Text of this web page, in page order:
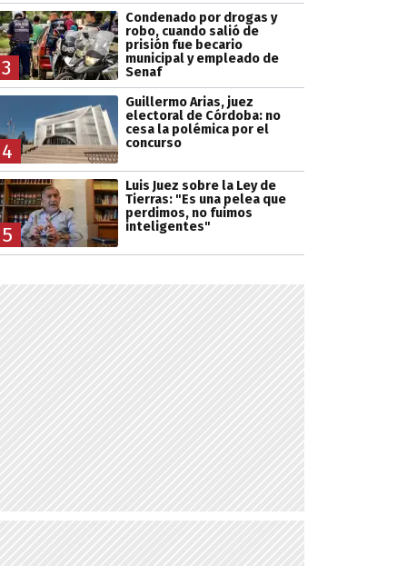
3
Condenado por drogas y
robo, cuando salió de
prisión fue becario
municipal y empleado de
Senaf
4
Guillermo Arias, juez
electoral de Córdoba: no
cesa la polémica por el
concurso
5
Luis Juez sobre la Ley de
Tierras: "Es una pelea que
perdimos, no fuimos
inteligentes"